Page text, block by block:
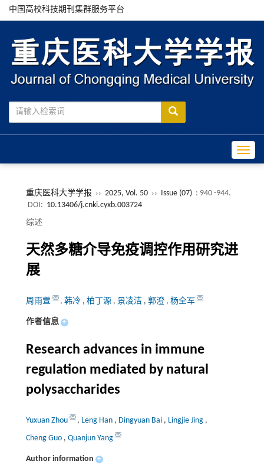
中国高校科技期刊集群服务平台
重庆医科大学学报 ›› 2025, Vol. 50 ›› Issue (07) : 940 -944.
DOI: 10.13406/j.cnki.cyxb.003724
综述
天然多糖介导免疫调控作用研究进
展
周雨萱 , 韩冷 , 柏丁源 , 景凌洁 , 郭澄 , 杨全军
作者信息 +
Research advances in immune
regulation mediated by natural
polysaccharides
Yuxuan Zhou , Leng Han , Dingyuan Bai , Lingjie Jing ,
Cheng Guo , Quanjun Yang
Author information +